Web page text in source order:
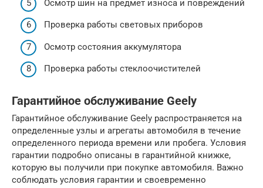
Осмотр шин на предмет износа и повреждений
Проверка работы световых приборов
Осмотр состояния аккумулятора
Проверка работы стеклоочистителей
Гарантийное обслуживание Geely
Гарантийное обслуживание Geely распространяется на
определенные узлы и агрегаты автомобиля в течение
определенного периода времени или пробега. Условия
гарантии подробно описаны в гарантийной книжке,
которую вы получили при покупке автомобиля. Важно
соблюдать условия гарантии и своевременно